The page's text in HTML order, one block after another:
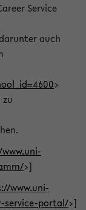
Service
auch
>
>]
www.uni-
service-portal/>]